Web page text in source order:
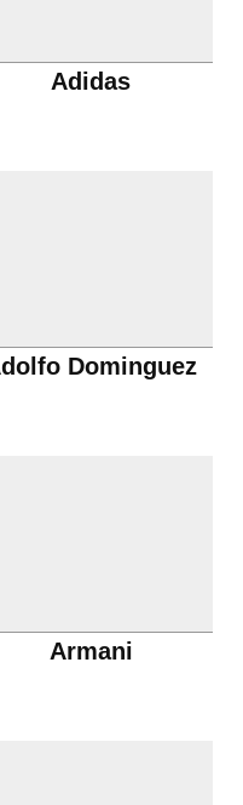
Adidas
Dominguez
Armani